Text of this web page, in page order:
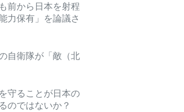
前から日本を射程
力保有」を論議さ
自衛隊が「敵（北
守ることが日本の
のではないか？